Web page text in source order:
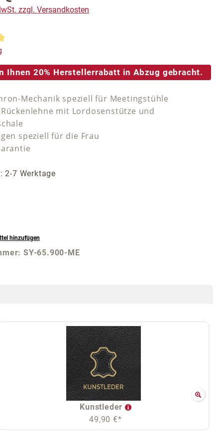
zzgl. Versandkosten
Bewertung von 5 von 5 Sternen
Ihnen 20% Herstellerrabatt in Abzug gebracht.
Mechanik speziell für Meetingstühle
mit Lordosenstütze und
speziell für die Frau
2-7 Werktage
hinzufügen
SY-65.900-ME
Kunstleder
49,90 €*